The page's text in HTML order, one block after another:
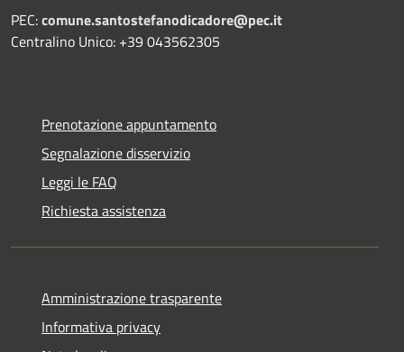
PEC:comune.santostefanodicadore@pec.it
Centralino Unico: +39 043562305
Prenotazione appuntamento
Segnalazione disservizio
Leggi le FAQ
Richiesta assistenza
Amministrazione trasparente
Informativa privacy